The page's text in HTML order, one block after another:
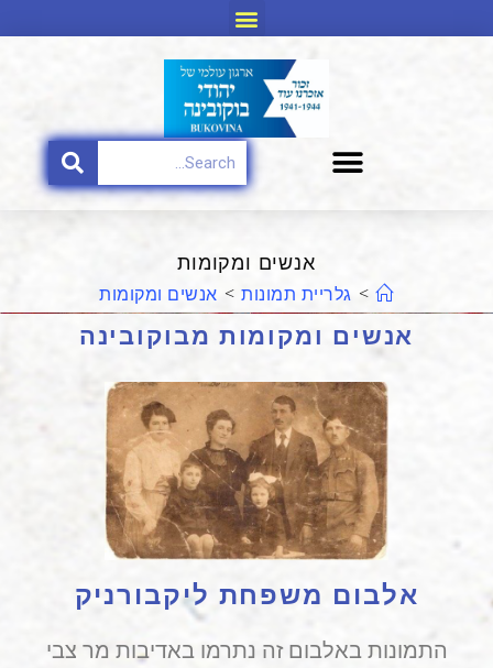
אנשים ומקומות
> גלריית תמונות > אנשים ומקומות
אנשים ומקומות מבוקובינה
אלבום משפחת ליקבורניק
התמונות באלבום זה נתרמו באדיבות מר צבי